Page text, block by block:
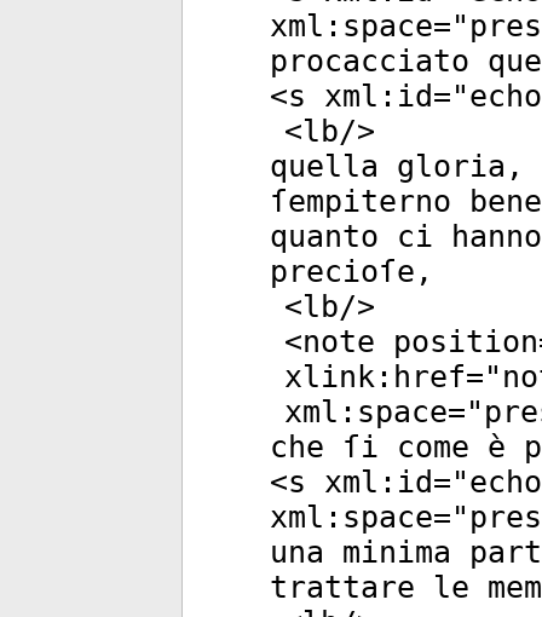
xml:space="
procacciato
<s xml:id="
<lb/>
quella gloria,
ſempiterno
quanto ci
precioſe,
<lb/>
<note position
xlink:href="
xml:space="
che ſi come è
<s xml:id="
xml:space="
una minima
trattare le